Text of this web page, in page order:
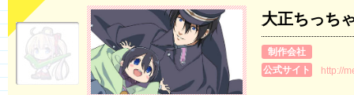
大正ちっち
制作会社
公式サイト
http://